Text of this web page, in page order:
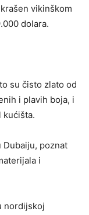
vikinškom
dolara.
su čisto zlato od
i plavih boja, i
kućišta.
Dubaiju, poznat
i
nordijskoj